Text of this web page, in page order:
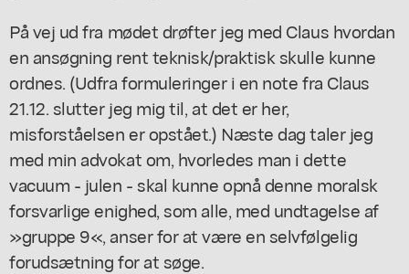
På vej ud fra mødet drøfter jeg med Claus hvordan
en ansøgning rent teknisk/praktisk skulle kunne
ordnes. (Udfra formuleringer i en note fra Claus
21.12. slutter jeg mig til, at det er her,
misforståelsen er opstået.) Næste dag taler jeg
med min advokat om, hvorledes man i dette
vacuum - julen - skal kunne opnå denne moralsk
forsvarlige enighed, som alle, med undtagelse af
»gruppe 9«, anser for at være en selvfølgelig
forudsætning for at søge.